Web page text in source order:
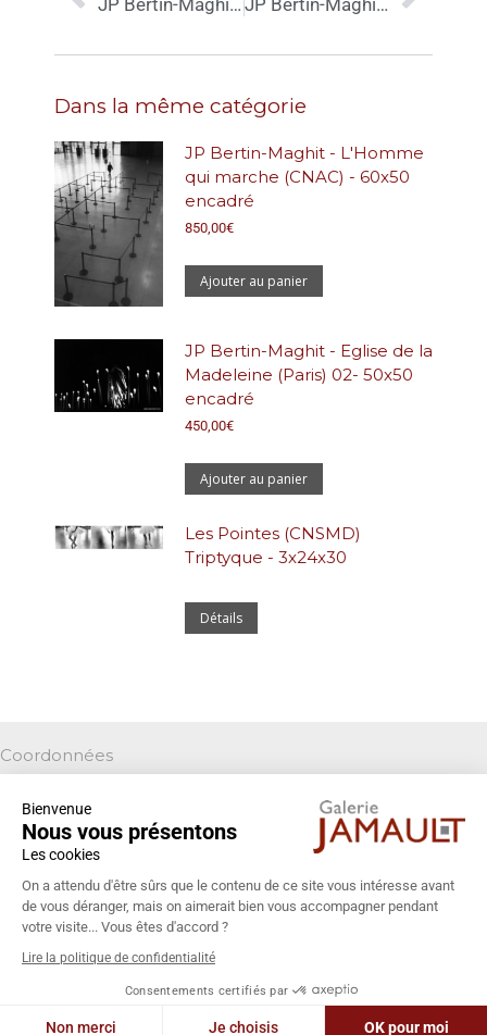
Bienvenue
Nous vous présentons
Les cookies
On a attendu d'être sûrs que le contenu de ce site vous intéresse avant
de vous déranger, mais on aimerait bien vous accompagner pendant
votre visite... Vous êtes d'accord ?
Lire la politique de confidentialité
Consentements certifiés par
Non merci Je choisis OK pour moi
JP Bertin-Maghit – Concepcion Réal de Calatravas (Madrid) – 40×30 encadré JP Bertin-Maghit – Le Faouet (Bretagne) – 50×50 encadré
Dans la même catégorie
JP Bertin-Maghit - L'Homme
qui marche (CNAC) - 60x50
encadré
850,00€
Ajouter au panier
JP Bertin-Maghit - Eglise de la
Madeleine (Paris) 02- 50x50
encadré
450,00€
Ajouter au panier
Les Pointes (CNSMD)
Triptyque - 3x24x30
Détails
Coordonnées
19 rue des Blancs Manteaux
75004 PARIS
+33 (0)1 42 74 13 85
galeriejamault@gmail.com